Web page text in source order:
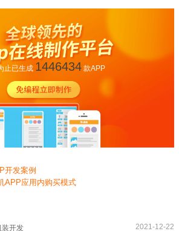
止已生成 1446434款APP
开发案例
APP应用内购买模式
装开发 2021-12-22